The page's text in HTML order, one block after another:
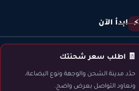
⚡ ابدأ الآن
🧾 اطلب سعر شحنتك
حدّد مدينة الشحن والوجهة ونوع البضاعة،
ونعاود التواصل بعرض واضح.